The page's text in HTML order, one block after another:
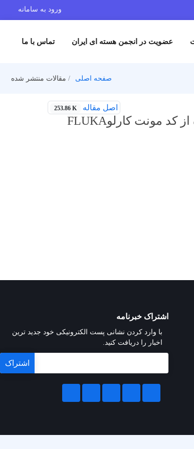
ورود به سامانه
عضویت در انجمن هسته ای ایران تماس با ما
صفحه اصلی مقالات منتشر شده
اصل مقاله 253.86 K
اشتراک خبرنامه
با وارد کردن نشانی پست الکترونیکی خود جدید ترین
اخبار را دریافت کنید.